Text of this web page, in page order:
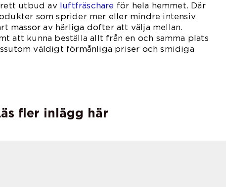
utbud av luftfräschare för hela hemmet. Där
som sprider mer eller mindre intensiv
massor av härliga dofter att välja mellan.
att kunna beställa allt från en och samma plats
väldigt förmånliga priser och smidiga
fler inlägg här